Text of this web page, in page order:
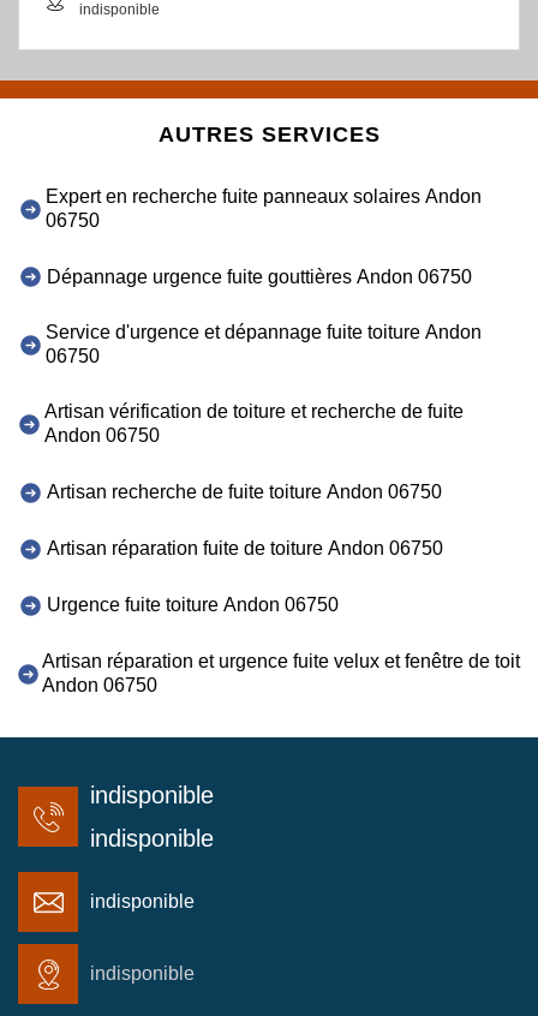
indisponible
AUTRES SERVICES
Expert en recherche fuite panneaux solaires Andon
06750
Dépannage urgence fuite gouttières Andon 06750
Service d'urgence et dépannage fuite toiture Andon
06750
Artisan vérification de toiture et recherche de fuite
Andon 06750
Artisan recherche de fuite toiture Andon 06750
Artisan réparation fuite de toiture Andon 06750
Urgence fuite toiture Andon 06750
Artisan réparation et urgence fuite velux et fenêtre de toit
Andon 06750
indisponible
indisponible
indisponible
indisponible